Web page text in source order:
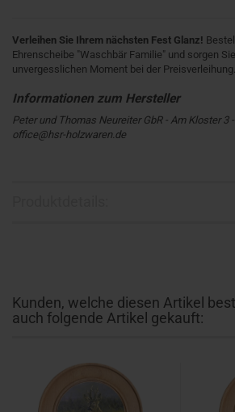
Verleihen Sie Ihrem nächsten Fest Glanz!
Ehrenscheibe "Waschbär Familie" und sorgen
unvergesslichen Moment bei der Preisverleihung.
Peter und Thomas Neureiter GbR - Am Kloster 3 -
office@hsr-holzwaren.de
Kunden, welche diesen Artikel
auch folgende Artikel gekauft: